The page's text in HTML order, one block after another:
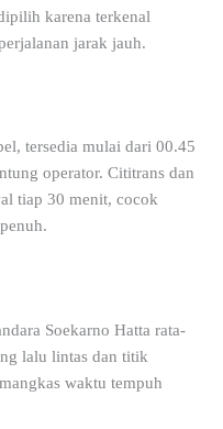
karena terkenal
jarak jauh.
tersedia mulai dari 00.45
operator. Cititrans dan
tiap 30 menit, cocok
Soekarno Hatta rata-
lalu lintas dan titik
waktu tempuh